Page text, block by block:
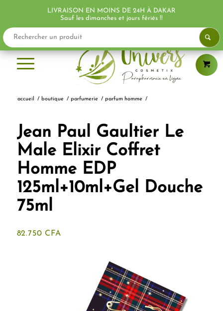
accueil / boutique / parfumerie / parfum homme /
Jean Paul Gaultier Le
Male Elixir Coffret
Homme EDP
125ml+10ml+Gel Douche
75ml
82.750 CFA
LIVRAISON EN MOINS DE 24H À DAKAR
Sauf les dimanches et jours fériés !!